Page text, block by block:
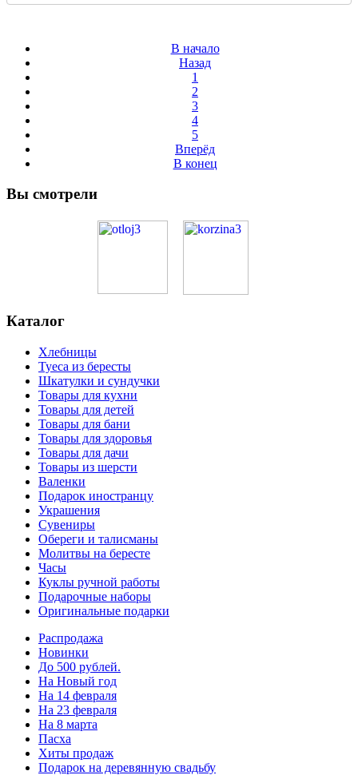
В начало
Назад
1
2
3
4
5
Вперёд
В конец
Вы смотрели
Каталог
Хлебницы
Туеса из бересты
Шкатулки и сундучки
Товары для кухни
Товары для детей
Товары для бани
Товары для здоровья
Товары для дачи
Товары из шерсти
Валенки
Подарок иностранцу
Украшения
Сувениры
Обереги и талисманы
Молитвы на бересте
Часы
Куклы ручной работы
Подарочные наборы
Оригинальные подарки
Распродажа
Новинки
До 500 рублей.
На Новый год
На 14 февраля
На 23 февраля
На 8 марта
Пасха
Хиты продаж
Подарок на деревянную свадьбу